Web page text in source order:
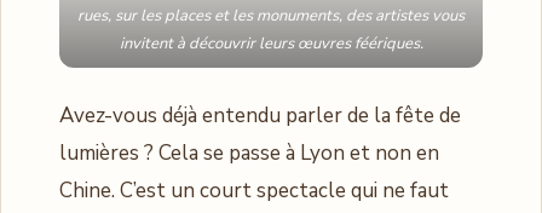
rues, sur les places et les monuments, des artistes vous
invitent à découvrir leurs œuvres féériques.
Avez-vous déjà entendu parler de la fête de
lumières ? Cela se passe à Lyon et non en
Chine. C’est un court spectacle qui ne faut